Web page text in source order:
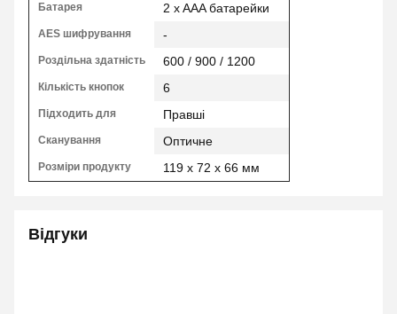
Батарея 2 x AAA батарейки
AES шифрування -
Роздільна здатність 600 / 900 / 1200
Кількість кнопок 6
Підходить для Правші
Сканування Оптичне
Розміри продукту 119 x 72 x 66 мм
Відгуки